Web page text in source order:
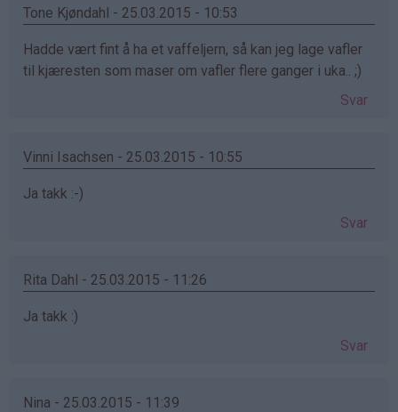
Tone Kjøndahl - 25.03.2015 - 10:53
Hadde vært fint å ha et vaffeljern, så kan jeg lage vafler
til kjæresten som maser om vafler flere ganger i uka.. ;)
Svar
Vinni Isachsen - 25.03.2015 - 10:55
Ja takk :-)
Svar
Rita Dahl - 25.03.2015 - 11:26
Ja takk :)
Svar
Nina - 25.03.2015 - 11:39